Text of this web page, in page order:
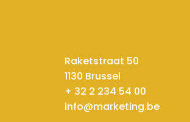
Raketstraat 50
1130 Brussel
+ 32 2 234 54 00
info@marketing.be